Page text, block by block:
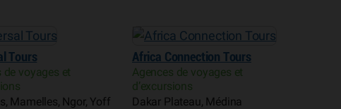
Tours
de voyages et
Mamelles, Ngor, Yoff
Africa Connection Tours
Agences de voyages et
d’excursions
Dakar Plateau, Médina